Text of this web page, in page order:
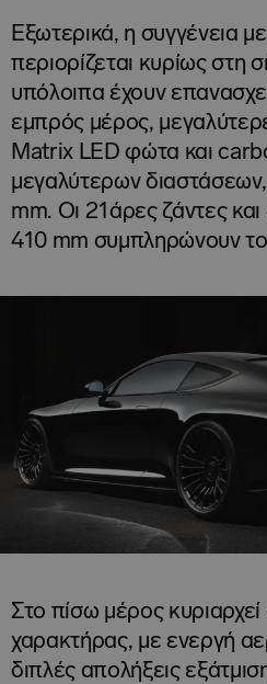
Εξωτερικά, η συγγένεια
περιορίζεται κυρίως στη
υπόλοιπα έχουν
εμπρός μέρος,
Matrix LED φώτα και
μεγαλύτερων
mm. Οι 21άρες ζάντες και
410 mm συμπληρώνουν
Στο πίσω μέρος
χαρακτήρας, με ενεργή
διπλές απολήξεις